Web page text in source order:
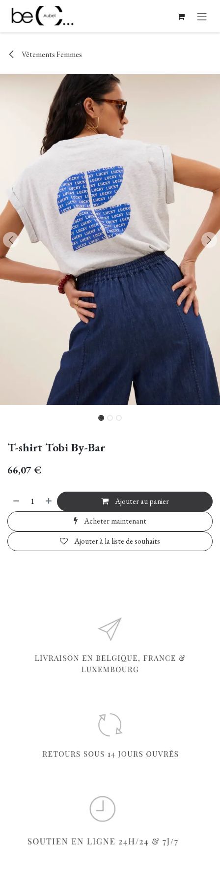
Se rendre au contenu
Vêtements Femmes
T-shirt Tobi By-Bar
66,07€
Ajouter au panier
Acheter maintenant
Ajouter à la liste de souhaits